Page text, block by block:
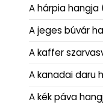
A hárpia hangja
A jeges búvár
A kaffer
A kanadai daru
A kék páva